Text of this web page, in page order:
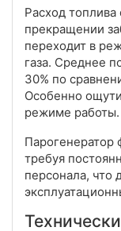
Расход
прекращении
переходит в
газа. Среднее
30% по
Особенно
режиме работы.
Парогенератор
требуя
персонала, что